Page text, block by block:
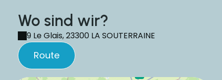
Wo sind wir?
9 Le Glais, 23300 LA SOUTERRAINE
Route